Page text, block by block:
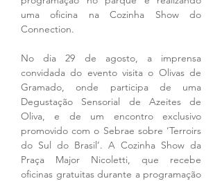
uma oficina na Cozinha Show do
Connection.
No dia 29 de agosto, a imprensa
convidada do evento visita o Olivas de
Gramado, onde participa de uma
Degustação Sensorial de Azeites de
Oliva, e de um encontro exclusivo
promovido com o Sebrae sobre ‘Terroirs
do Sul do Brasil’. A Cozinha Show da
Praça Major Nicoletti, que recebe
oficinas gratuitas durante a programação